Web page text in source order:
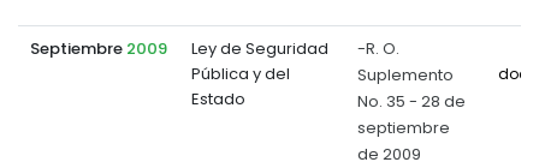
Septiembre 2009
Ley de Seguridad
Pública y del
Estado
-R. O.
Suplemento
No. 35 - 28 de
septiembre
de 2009